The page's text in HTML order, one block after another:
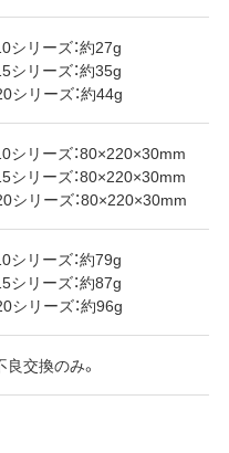
シリーズ：約27g
シリーズ：約35g
シリーズ：約44g
シリーズ：80×220×30mm
シリーズ：80×220×30mm
シリーズ：80×220×30mm
シリーズ：約79g
シリーズ：約87g
シリーズ：約96g
良交換のみ。